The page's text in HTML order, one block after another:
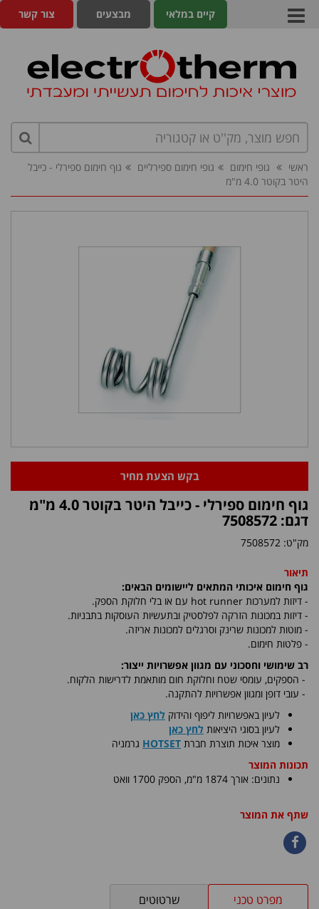
צור קשר מבצעים קיים במלאי
ראשי גופי חימום גופי חימום ספירליים
גוף חימום ספירלי - כייבל
היטר בקוטר 4.0 מ"מ
בקש הצעת מחיר
גוף חימום ספירלי - כייבל היטר בקוטר 4.0 מ"מ
דגם: 7508572
מק"ט: 7508572
תיאור
גוף חימום איכותי המתאים ליישומים הבאים:
- דיזות למערכות hot runner עם או בלי חלוקת הספק.
- דיזות במכונות הזרקה לפלסטיק ובתעשיות העוסקות בתבניות.
- מוטות למכונות שרינק וסרגלים למכונות אריזה.
- פלטות חימום.
רב שימושי וחסכוני עם מגוון אפשרויות ייצור:
- הספקים, עומסי שטח וחלוקת חום מותאמת לדרישות הלקוח.
- עובי דופן ומגוון אפשרויות להתקנה.
לעיון באפשרויות ליפוף והידוק לחץ כאן
לעיון בסוגי היציאות לחץ כאן
​מוצר איכות תוצרת חברת HOTSET גרמניה
תכונות המוצר
נתונים: אורך 1874 מ"מ, הספק 1700 וואט
שתף את המוצר
מפרט טכני שרטוטים